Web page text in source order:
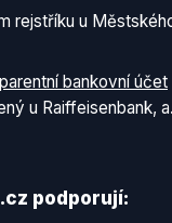
rejstříku u
bankovní účet
u Raiffeisenbank,
podporují: